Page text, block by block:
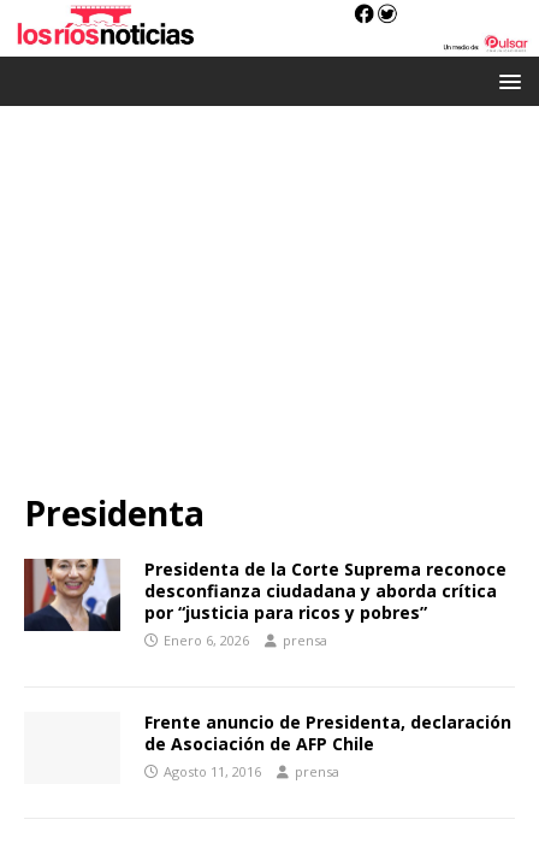
Presidenta
Presidenta de la Corte Suprema reconoce
desconfianza ciudadana y aborda crítica
por “justicia para ricos y pobres”
Enero 6, 2026 prensa
Frente anuncio de Presidenta, declaración
de Asociación de AFP Chile
Agosto 11, 2016 prensa